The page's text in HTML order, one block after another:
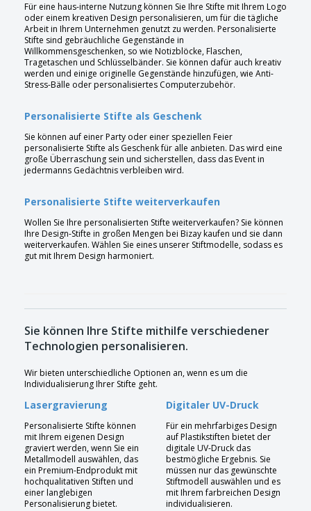
Für eine haus-interne Nutzung können Sie Ihre Stifte mit Ihrem Logo
oder einem kreativen Design personalisieren, um für die tägliche
Arbeit in Ihrem Unternehmen genutzt zu werden. Personalisierte
Stifte sind gebräuchliche Gegenstände in
Willkommensgeschenken, so wie Notizblöcke, Flaschen,
Tragetaschen und Schlüsselbänder. Sie können dafür auch kreativ
werden und einige originelle Gegenstände hinzufügen, wie Anti-
Stress-Bälle oder personalisiertes Computerzubehör.
Personalisierte Stifte als Geschenk
Sie können auf einer Party oder einer speziellen Feier
personalisierte Stifte als Geschenk für alle anbieten. Das wird eine
große Überraschung sein und sicherstellen, dass das Event in
jedermanns Gedächtnis verbleiben wird.
Personalisierte Stifte weiterverkaufen
Wollen Sie Ihre personalisierten Stifte weiterverkaufen? Sie können
Ihre Design-Stifte in großen Mengen bei Bizay kaufen und sie dann
weiterverkaufen. Wählen Sie eines unserer Stiftmodelle, sodass es
gut mit Ihrem Design harmoniert.
Sie können Ihre Stifte mithilfe verschiedener
Technologien personalisieren.
Wir bieten unterschiedliche Optionen an, wenn es um die
Individualisierung Ihrer Stifte geht.
Lasergravierung
Personalisierte Stifte können
mit Ihrem eigenen Design
graviert werden, wenn Sie ein
Metallmodell auswählen, das
ein Premium-Endprodukt mit
hochqualitativen Stiften und
einer langlebigen
Personalisierung bietet.
Digitaler UV-Druck
Für ein mehrfarbiges Design
auf Plastikstiften bietet der
digitale UV-Druck das
bestmögliche Ergebnis. Sie
müssen nur das gewünschte
Stiftmodell auswählen und es
mit Ihrem farbreichen Design
individualisieren.